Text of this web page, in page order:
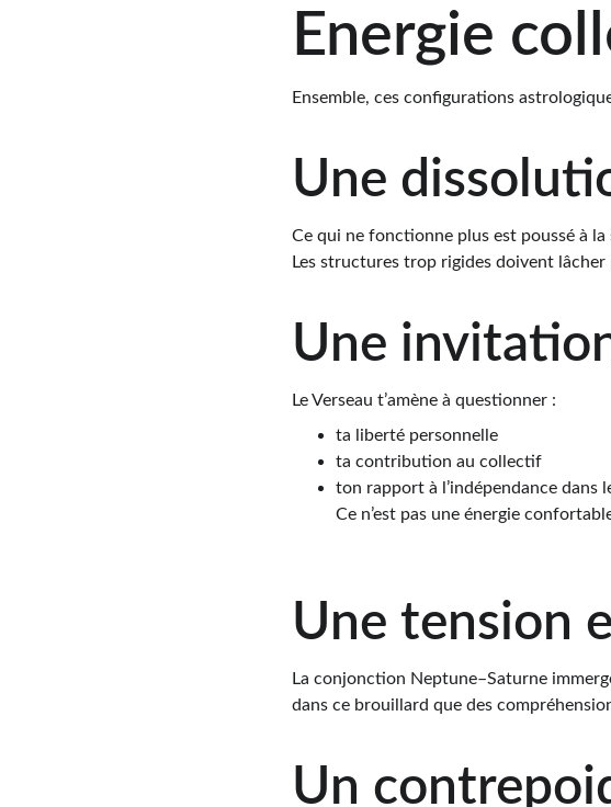
Energie
Ensemble, ces configurations
Une
Ce qui ne fonctionne plus est poussé à
Les structures trop rigides doivent
Une
Le Verseau t’amène à questionner :
ta liberté personnelle
ta contribution au collectif
ton rapport à l’indépendance dans
Ce n’est pas une énergie
Une tension
La conjonction Neptune–Saturne
dans ce brouillard que des
Un